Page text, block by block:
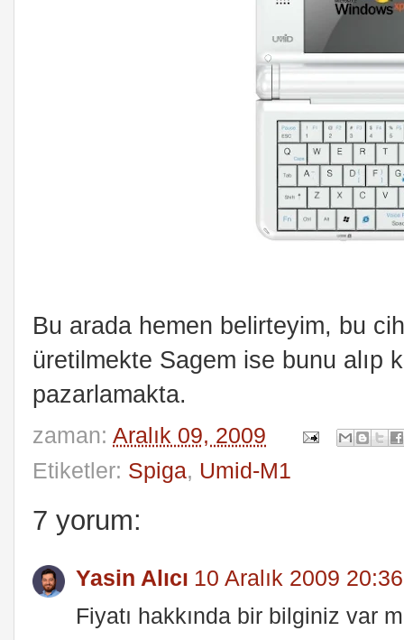
Bu arada hemen belirteyim, bu
üretilmekte Sagem ise bunu alıp
pazarlamakta.
zaman: Aralık 09, 2009
Etiketler: Spiga, Umid-M1
7 yorum:
Yasin Alıcı 10 Aralık 2009 20:36
Fiyatı hakkında bir bilginiz var